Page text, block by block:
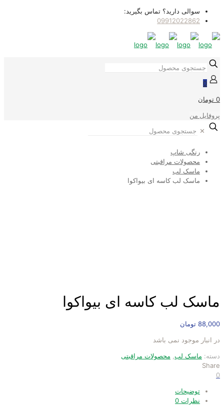
سوالی دارید؟ تماس بگیرید:
09912022862
0
0 تومان
پروفایل من
✕
رنگی شاپ
محصولات مراقبتی
ماسک لب
ماسک لب کاسه ای بیواکوا
ماسک لب کاسه ای بیواکوا
88,000 تومان
در انبار موجود نمی باشد
دسته: ماسک لب محصولات مراقبتی
Share
0
توضیحات
نظرات 0